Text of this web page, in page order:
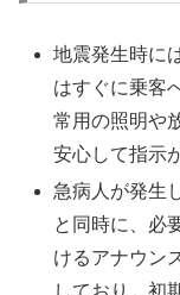
地震発生時に
はすぐに乗客
常用の照明や
安心して指示
急病人が発生
と同時に、必
けるアナウン